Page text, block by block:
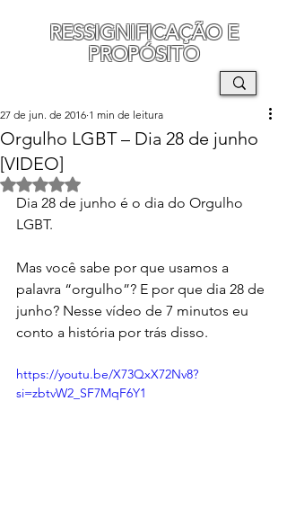
RESSIGNIFICAÇÃO E
PROPÓSITO
Orgulho LGBT – Dia 28 de junho
[VIDEO]
27 de jun. de 2016 1 min de leitura
Avaliado com NaN de 5 estrelas.
Dia 28 de junho é o dia do Orgulho
LGBT.
Mas você sabe por que usamos a
palavra “orgulho”? E por que dia 28 de
junho? Nesse vídeo de 7 minutos eu
conto a história por trás disso.
https://youtu.be/X73QxX72Nv8?
si=zbtvW2_SF7MqF6Y1